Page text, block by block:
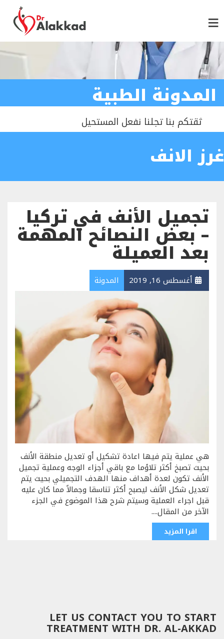
المدونة الطبية
ثقتكم بنا تجلنا نفعل المستحيل
غرز الانف
تجميل الأنف في تركيا
– بعض النصائح المهمة
بعد العميلة
أغسطس 16, 2019 المدونة
هي عملية يتم فيها اعادة تشكيل أو تعديل منطقة الأنف
بحيث تصبخ أكثر تلاؤما مع باقي أجزاء الوجه وعملية تجميل
الأنف تكون لعدة أهداف منها الهدف التجميلي بحيث يتم
تعديل شكل الأنف ليصبح أكثر تناسقا وجمالاً مما كان عليه
قبل اجراء العملية وسيتم شرح هذا الموضوع في الجزء
الآخر من المقال....
اقرا المزيد
LET US CONTACT YOU TO START
TREATMENT WITH DR. AL-AKKAD